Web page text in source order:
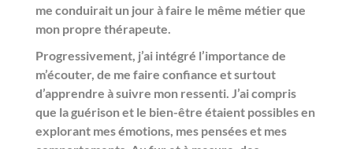
me conduirait un jour à faire le même métier que
mon propre thérapeute.
Progressivement, j’ai intégré l’importance de
m’écouter, de me faire confiance et surtout
d’apprendre à suivre mon ressenti. J’ai compris
que la guérison et le bien-être étaient possibles en
explorant mes émotions, mes pensées et mes